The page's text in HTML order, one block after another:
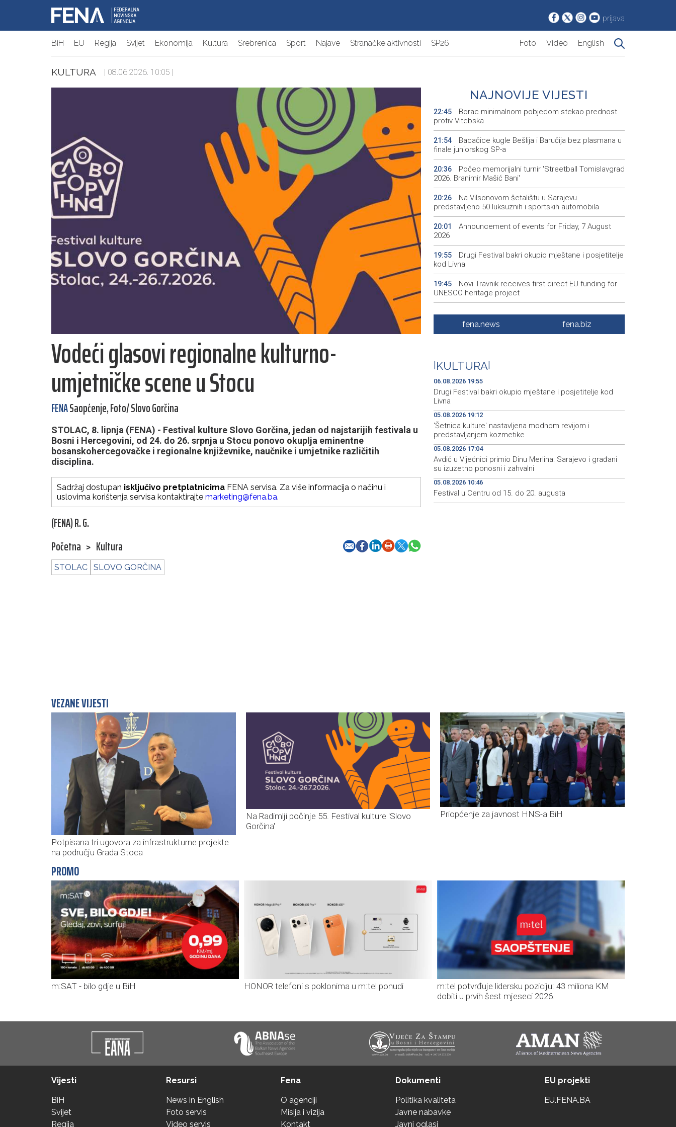
prijava
BiH EU Regija Svijet Ekonomija Kultura Srebrenica Sport Najave Stranačke aktivnosti SP26 Foto Video English
KULTURA | 08.06.2026. 10:05 |
Vodeći glasovi regionalne kulturno-
umjetničke scene u Stocu
FENASaopćenje, Foto/ Slovo Gorčina
STOLAC, 8. lipnja (FENA) - Festival kulture Slovo Gorčina, jedan od najstarijih festivala u
Bosni i Hercegovini, od 24. do 26. srpnja u Stocu ponovo okuplja eminentne
bosanskohercegovačke i regionalne književnike, naučnike i umjetnike različitih
disciplina.
Sadržaj dostupan isključivo pretplatnicima FENA servisa. Za više informacija o načinu i
uslovima korištenja servisa kontaktirajte marketing@fena.ba.
(FENA) R. G.
Početna > Kultura
STOLAC SLOVO GORČINA
NAJNOVIJE VIJESTI
22:45
Borac minimalnom pobjedom stekao prednost
protiv Vitebska
21:54
Bacačice kugle Bešlija i Baručija bez plasmana u
finale juniorskog SP-a
20:36
Počeo memorijalni turnir 'Streetball Tomislavgrad
2026. Branimir Mašić Bani'
20:26
Na Vilsonovom šetalištu u Sarajevu
predstavljeno 50 luksuznih i sportskih automobila
20:01
Announcement of events for Friday, 7 August
2026
19:55
Drugi Festival bakri okupio mještane i posjetitelje
kod Livna
19:45
Novi Travnik receives first direct EU funding for
UNESCO heritage project
Crishock: OHR maintains an open dialogue with
all political stakeholders in BiH
19:29
Španska krajnja ljevica i desnica ujedinjene protiv
Maroka kao suorganizatora SP 2030.
fena.news fena.biz
KULTURA
06.08.2026 19:55
Drugi Festival bakri okupio mještane i posjetitelje kod
Livna
05.08.2026 19:12
'Šetnica kulture' nastavljena modnom revijom i
predstavljanjem kozmetike
05.08.2026 17:04
Avdić u Vijećnici primio Dinu Merlina: Sarajevo i građani
su izuzetno ponosni i zahvalni
05.08.2026 10:46
Festival u Centru od 15. do 20. augusta
VEZANE VIJESTI
Potpisana tri ugovora za infrastrukturne projekte
na području Grada Stoca
Na Radimlji počinje 55. Festival kulture 'Slovo
Gorčina'
Priopćenje za javnost HNS-a BiH
PROMO
m:SAT - bilo gdje u BiH HONOR telefoni s poklonima u m:tel ponudi
m:tel potvrđuje lidersku poziciju: 43 miliona KM
dobiti u prvih šest mjeseci 2026.
Vijesti
BiH
Svijet
Regija
Resursi
News in English
Foto servis
Video servis
Fena
O agenciji
Misija i vizija
Kontakt
Dokumenti
Politika kvaliteta
Javne nabavke
Javni oglasi
EU projekti
EU.FENA.BA